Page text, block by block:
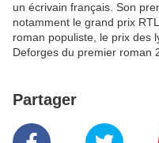
un écrivain français. Son
notamment le grand prix
roman populiste, le prix des
Deforges du premier roman
Partager